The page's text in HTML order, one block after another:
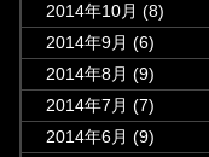
2014年10月 (8)
2014年9月 (6)
2014年8月 (9)
2014年7月 (7)
2014年6月 (9)